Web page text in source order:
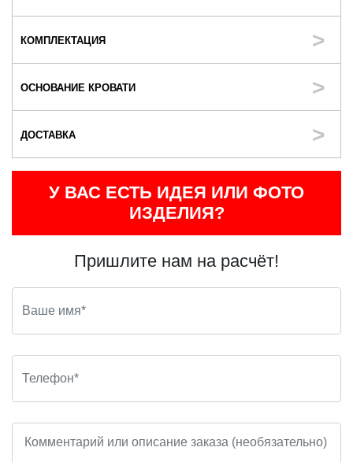
КОМПЛЕКТАЦИЯ
ОСНОВАНИЕ КРОВАТИ
ДОСТАВКА
У ВАС ЕСТЬ ИДЕЯ ИЛИ ФОТО
ИЗДЕЛИЯ?
Пришлите нам на расчёт!